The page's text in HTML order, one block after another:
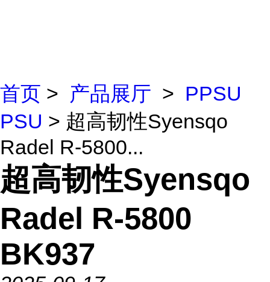
首页 > 产品展厅 > PPSU
PSU > 超高韧性Syensqo
Radel R-5800...
超高韧性Syensqo
Radel R-5800
BK937